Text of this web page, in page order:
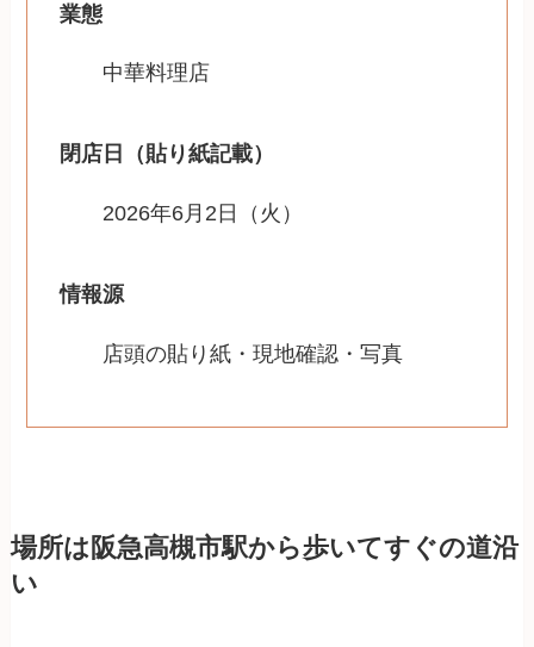
業態
中華料理店
閉店日（貼り紙記載）
2026年6月2日（火）
情報源
店頭の貼り紙・現地確認・写真
場所は阪急高槻市駅から歩いてすぐの道沿
い